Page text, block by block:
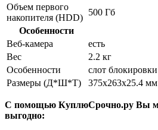
Объем первого
накопителя (HDD)
500 Гб
Особенности
Веб-камера
есть
Вес
2.2 кг
Особенности
слот блокировки
Размеры (Д*Ш*Т)
375x263x25.4 мм
С помощью КуплюСрочно.ру Вы
выгодно: